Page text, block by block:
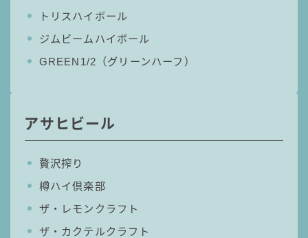
トリスハイボール
ジムビームハイボール
GREEN1/2（グリーンハーフ）
アサヒビール
贅沢搾り
樽ハイ倶楽部
ザ・レモンクラフト
ザ・カクテルクラフト